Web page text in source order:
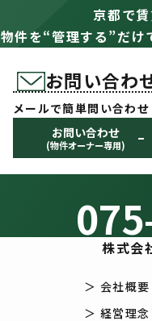
京都で
物件を“管理する”だけ
お問い合わ
メールで簡単問い合わせ
お問い合わせ
(物件オーナー専用)
株式会
＞ 会社概要
＞ 経営理念